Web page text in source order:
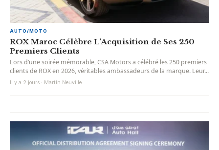
AUTO/MOTO
ROX Maroc Célèbre L’Acquisition de Ses 250
Premiers Clients
Lors d’une soirée mémorable, CSA Motors a célébré les 250 premiers
clients de ROX en 2026, véritables ambassadeurs de la marque. Leur...
Il y a 2 jours · Martin Neuville